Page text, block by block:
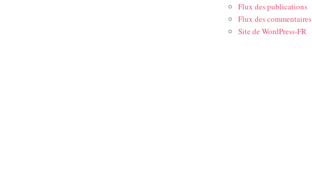
Flux des publications
Flux des commentaires
Site de WordPress-FR